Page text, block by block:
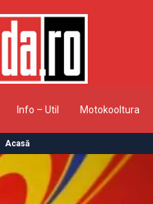
Info – Util Motokooltura
Acasă